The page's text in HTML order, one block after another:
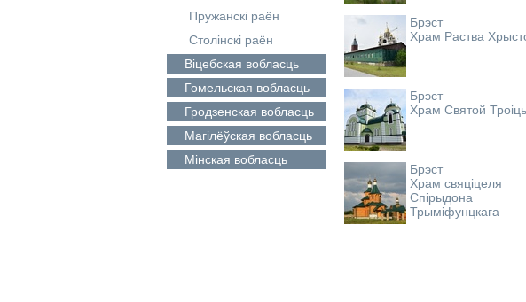
Пружанскі раён
Столінскі раён
Віцебская вобласць
Гомельская вобласць
Гродзенская вобласць
Магілёўская вобласць
Мінская вобласць
Брэст
Храм Раства
Брэст
Храм Святой
Брэст
Храм свяціцеля
Спірыдона
Трыміфунцкага